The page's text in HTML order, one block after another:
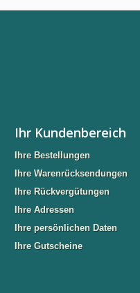
Ihr Kundenbereich
Ihre Bestellungen
Ihre Warenrücksendungen
Ihre Rückvergütungen
Ihre Adressen
Ihre persönlichen Daten
Ihre Gutscheine